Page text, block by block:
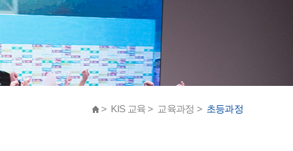
> KIS 교육 > 교육과정 > 초등과정